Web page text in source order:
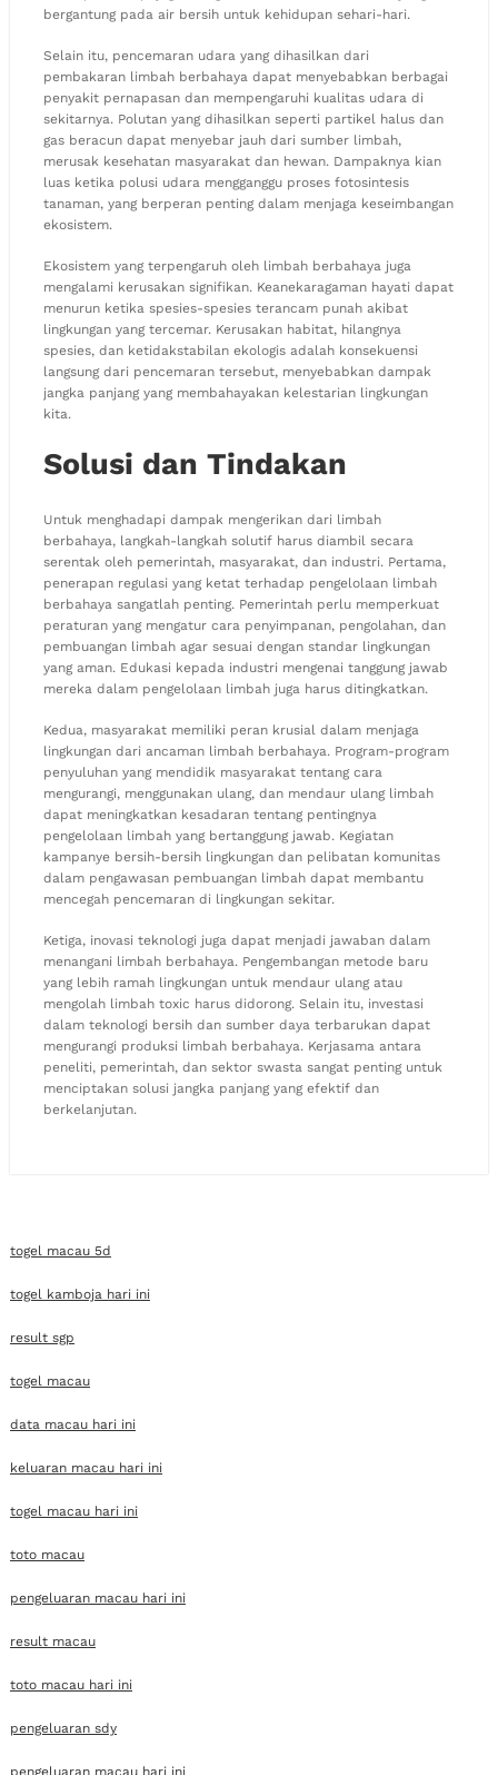
bergantung pada air bersih untuk kehidupan sehari-hari.
Selain itu, pencemaran udara yang dihasilkan dari
pembakaran limbah berbahaya dapat menyebabkan berbagai
penyakit pernapasan dan mempengaruhi kualitas udara di
sekitarnya. Polutan yang dihasilkan seperti partikel halus dan
gas beracun dapat menyebar jauh dari sumber limbah,
merusak kesehatan masyarakat dan hewan. Dampaknya kian
luas ketika polusi udara mengganggu proses fotosintesis
tanaman, yang berperan penting dalam menjaga keseimbangan
ekosistem.
Ekosistem yang terpengaruh oleh limbah berbahaya juga
mengalami kerusakan signifikan. Keanekaragaman hayati dapat
menurun ketika spesies-spesies terancam punah akibat
lingkungan yang tercemar. Kerusakan habitat, hilangnya
spesies, dan ketidakstabilan ekologis adalah konsekuensi
langsung dari pencemaran tersebut, menyebabkan dampak
jangka panjang yang membahayakan kelestarian lingkungan
kita.
Solusi dan Tindakan
Untuk menghadapi dampak mengerikan dari limbah
berbahaya, langkah-langkah solutif harus diambil secara
serentak oleh pemerintah, masyarakat, dan industri. Pertama,
penerapan regulasi yang ketat terhadap pengelolaan limbah
berbahaya sangatlah penting. Pemerintah perlu memperkuat
peraturan yang mengatur cara penyimpanan, pengolahan, dan
pembuangan limbah agar sesuai dengan standar lingkungan
yang aman. Edukasi kepada industri mengenai tanggung jawab
mereka dalam pengelolaan limbah juga harus ditingkatkan.
Kedua, masyarakat memiliki peran krusial dalam menjaga
lingkungan dari ancaman limbah berbahaya. Program-program
penyuluhan yang mendidik masyarakat tentang cara
mengurangi, menggunakan ulang, dan mendaur ulang limbah
dapat meningkatkan kesadaran tentang pentingnya
pengelolaan limbah yang bertanggung jawab. Kegiatan
kampanye bersih-bersih lingkungan dan pelibatan komunitas
dalam pengawasan pembuangan limbah dapat membantu
mencegah pencemaran di lingkungan sekitar.
Ketiga, inovasi teknologi juga dapat menjadi jawaban dalam
menangani limbah berbahaya. Pengembangan metode baru
yang lebih ramah lingkungan untuk mendaur ulang atau
mengolah limbah toxic harus didorong. Selain itu, investasi
dalam teknologi bersih dan sumber daya terbarukan dapat
mengurangi produksi limbah berbahaya. Kerjasama antara
peneliti, pemerintah, dan sektor swasta sangat penting untuk
menciptakan solusi jangka panjang yang efektif dan
berkelanjutan.
togel macau 5d
togel kamboja hari ini
result sgp
togel macau
data macau hari ini
keluaran macau hari ini
togel macau hari ini
toto macau
pengeluaran macau hari ini
result macau
toto macau hari ini
pengeluaran sdy
pengeluaran macau hari ini